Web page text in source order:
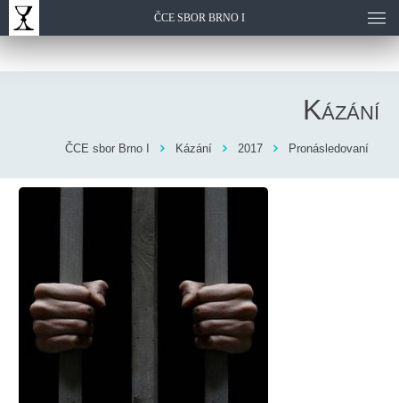
ČCE SBOR BRNO I
Kázání
ČCE sbor Brno I Kázání 2017 Pronásledovaní